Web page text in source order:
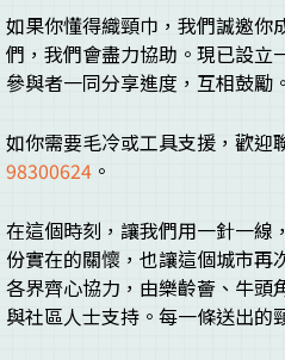
如果你懂得織頸巾，我們誠邀你
們，我們會盡力協助。現已設立
參與者一同分享進度，互相鼓勵
如你需要毛冷或工具支援，歡迎
98300624 。
在這個時刻，讓我們用一針一線
份實在的關懷，也讓這個城市再
各界齊心協力，由樂齡薈、牛頭
與社區人士支持。每一條送出的